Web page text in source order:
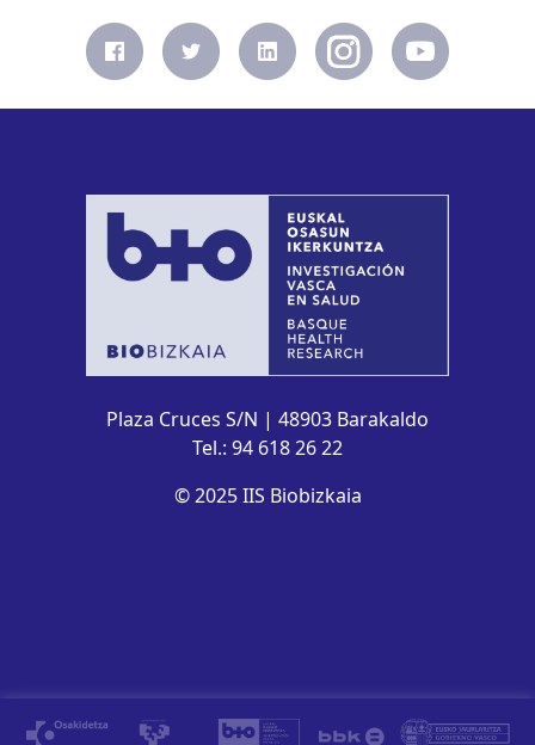
Plaza Cruces S/N | 48903 Barakaldo
Tel.: 94 618 26 22
© 2025 IIS Biobizkaia